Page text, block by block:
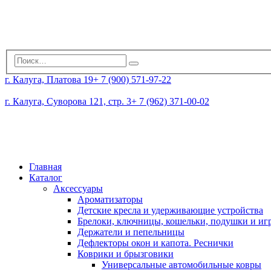
г. Калуга, Платова 19+ 7 (900) 571-97-22
г. Калуга, Суворова 121, стр. 3+ 7 (962) 371-00-02
Главная
Каталог
Аксессуары
Ароматизаторы
Детские кресла и удерживающие устройства
Брелоки, ключницы, кошельки, подушки и
Держатели и пепельницы
Дефлекторы окон и капота. Реснички
Коврики и брызговики
Универсальные автомобильные ковры